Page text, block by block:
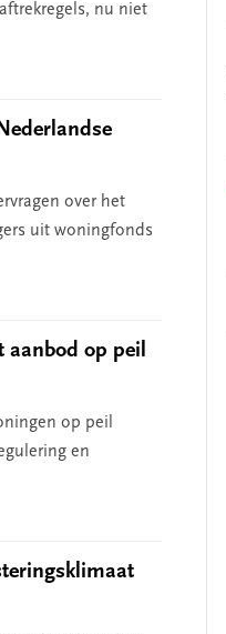
nu niet
over het
uit woningfonds
aanbod op peil
op peil
en